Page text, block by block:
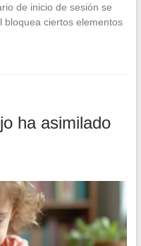
de inicio de sesión se
bloquea ciertos elementos
ha asimilado